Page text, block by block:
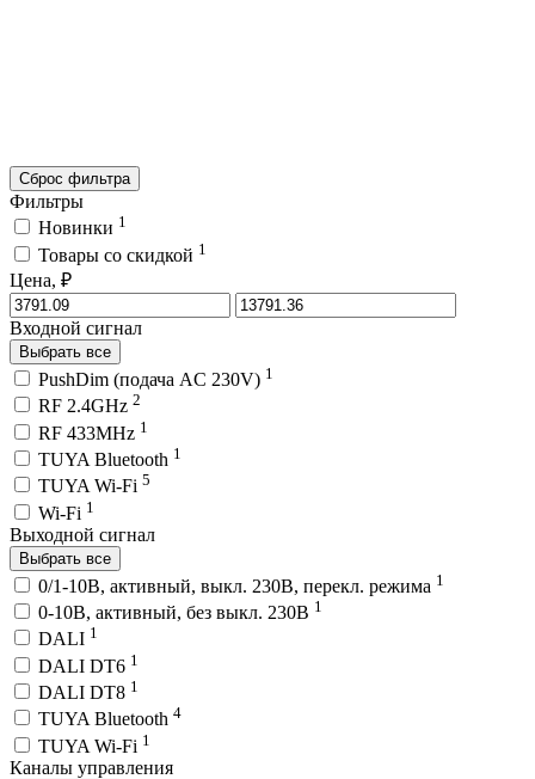
Сброс фильтра
Фильтры
Новинки 1
Товары со скидкой 1
Цена, ₽
Входной сигнал
Выбрать все
PushDim (подача AC 230V) 1
RF 2.4GHz 2
RF 433MHz 1
TUYA Bluetooth 1
TUYA Wi-Fi 5
Wi-Fi 1
Выходной сигнал
Выбрать все
0/1-10В, активный, выкл. 230В, перекл. режима 1
0-10В, активный, без выкл. 230В 1
DALI 1
DALI DT6 1
DALI DT8 1
TUYA Bluetooth 4
TUYA Wi-Fi 1
Каналы управления